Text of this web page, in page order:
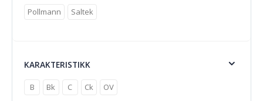
Pollmann Saltek
KARAKTERISTIKK
B Bk C Ck OV